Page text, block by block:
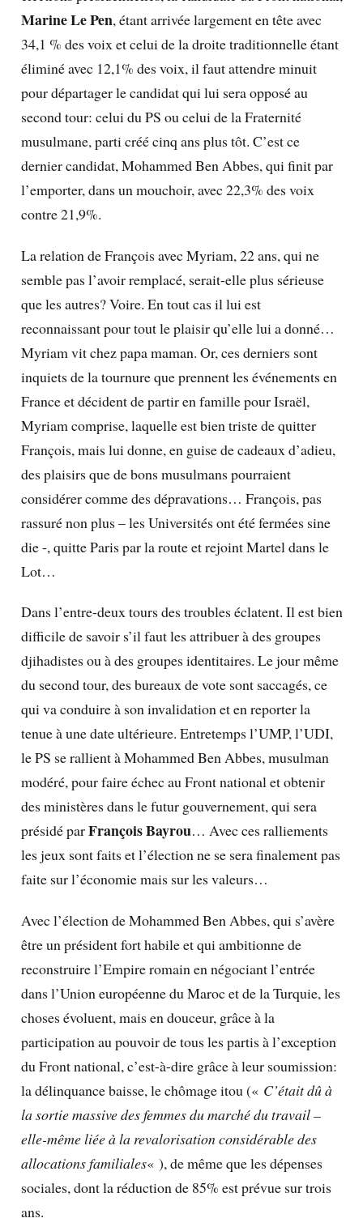
Marine Le Pen, étant arrivée largement en tête avec
34,1 % des voix et celui de la droite traditionnelle étant
éliminé avec 12,1% des voix, il faut attendre minuit
pour départager le candidat qui lui sera opposé au
second tour: celui du PS ou celui de la Fraternité
musulmane, parti créé cinq ans plus tôt. C’est ce
dernier candidat, Mohammed Ben Abbes, qui finit par
l’emporter, dans un mouchoir, avec 22,3% des voix
contre 21,9%.
La relation de François avec Myriam, 22 ans, qui ne
semble pas l’avoir remplacé, serait-elle plus sérieuse
que les autres? Voire. En tout cas il lui est
reconnaissant pour tout le plaisir qu’elle lui a donné…
Myriam vit chez papa maman. Or, ces derniers sont
inquiets de la tournure que prennent les événements en
France et décident de partir en famille pour Israël,
Myriam comprise, laquelle est bien triste de quitter
François, mais lui donne, en guise de cadeaux d’adieu,
des plaisirs que de bons musulmans pourraient
considérer comme des dépravations… François, pas
rassuré non plus – les Universités ont été fermées sine
die -, quitte Paris par la route et rejoint Martel dans le
Lot…
Dans l’entre-deux tours des troubles éclatent. Il est bien
difficile de savoir s’il faut les attribuer à des groupes
djihadistes ou à des groupes identitaires. Le jour même
du second tour, des bureaux de vote sont saccagés, ce
qui va conduire à son invalidation et en reporter la
tenue à une date ultérieure. Entretemps l’UMP, l’UDI,
le PS se rallient à Mohammed Ben Abbes, musulman
modéré, pour faire échec au Front national et obtenir
des ministères dans le futur gouvernement, qui sera
présidé parFrançois Bayrou… Avec ces ralliements
les jeux sont faits et l’élection ne se sera finalement pas
faite sur l’économie mais sur les valeurs…
Avec l’élection de Mohammed Ben Abbes, qui s’avère
être un président fort habile et qui ambitionne de
reconstruire l’Empire romain en négociant l’entrée
dans l’Union européenne du Maroc et de la Turquie, les
choses évoluent, mais en douceur, grâce à la
participation au pouvoir de tous les partis à l’exception
du Front national, c’est-à-dire grâce à leur soumission:
la délinquance baisse, le chômage itou (« C’était dû à
la sortie massive des femmes du marché du travail –
elle-même liée à la revalorisation considérable des
allocations familiales« ), de même que les dépenses
sociales, dont la réduction de 85% est prévue sur trois
ans.